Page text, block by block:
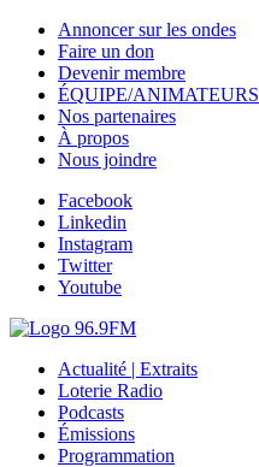
Annoncer sur les ondes
Faire un don
Devenir membre
ÉQUIPE/ANIMATEURS
Nos partenaires
À propos
Nous joindre
Facebook
Linkedin
Instagram
Twitter
Youtube
Actualité | Extraits
Loterie Radio
Podcasts
Émissions
Programmation